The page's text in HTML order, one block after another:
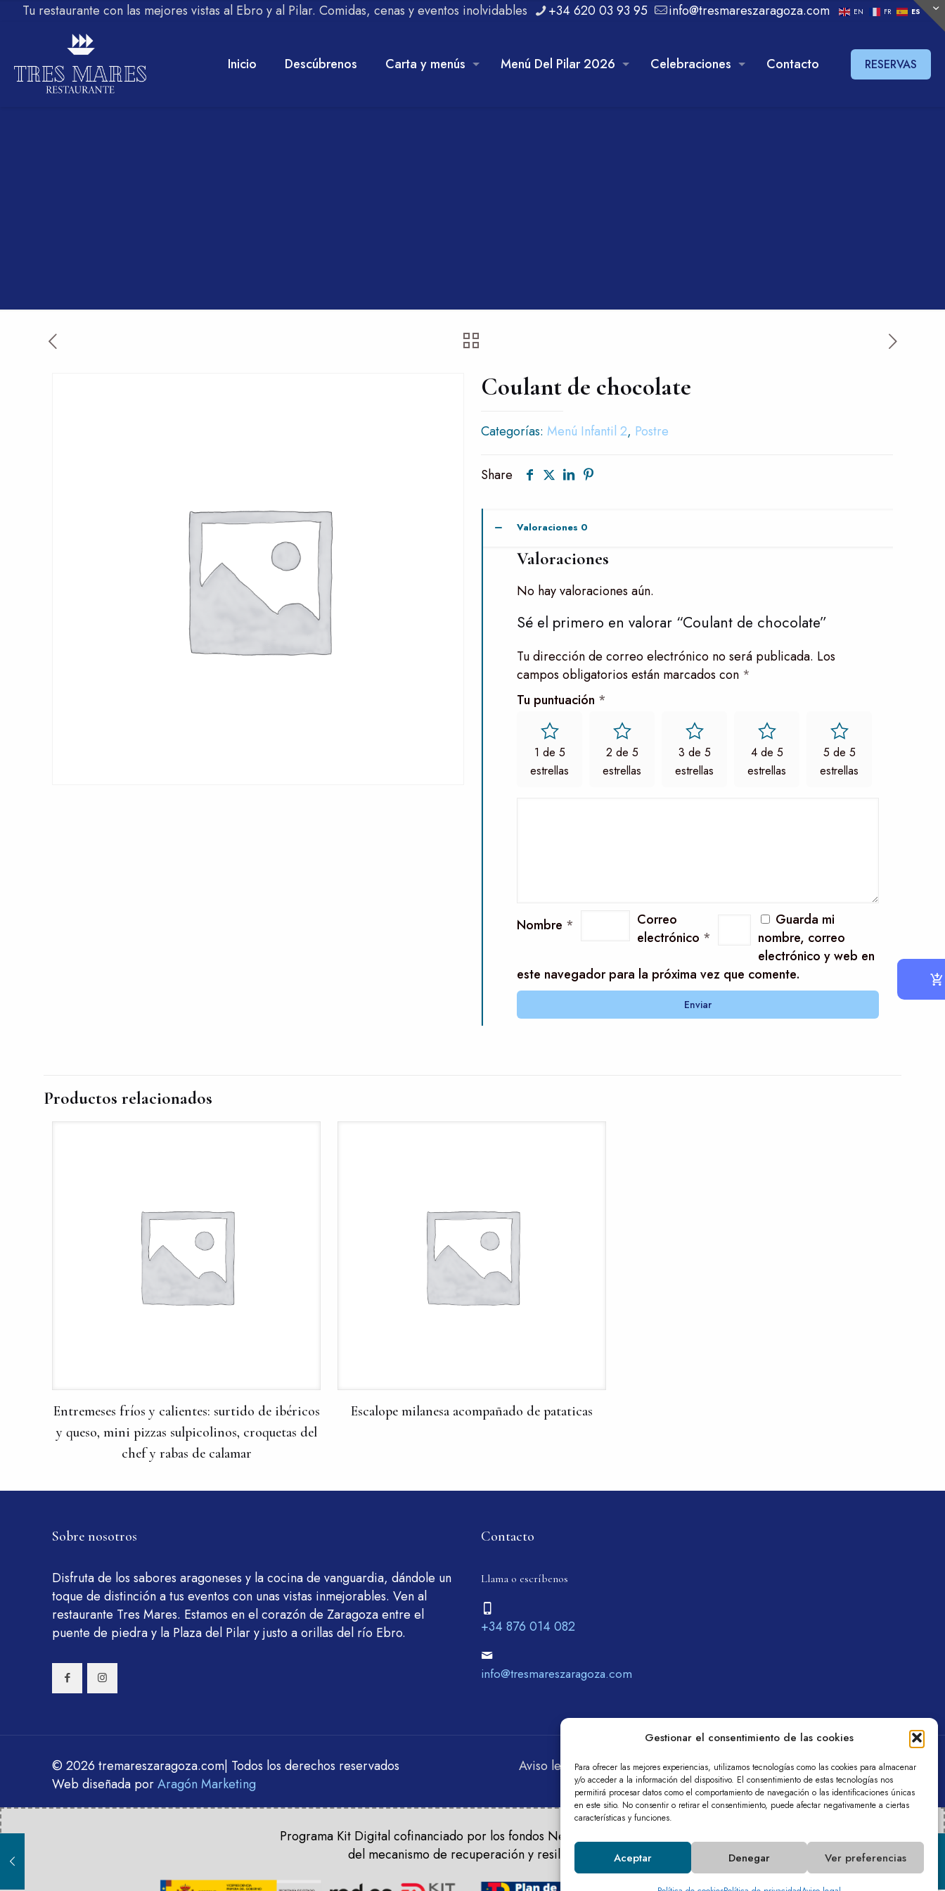
Gestionar el consentimiento de las cookies
Para ofrecer las mejores experiencias, utilizamos tecnologías como las cookies para almacenar
y/o acceder a la información del dispositivo. El consentimiento de estas tecnologías nos
permitirá procesar datos como el comportamiento de navegación o las identificaciones únicas
en este sitio. No consentir o retirar el consentimiento, puede afectar negativamente a ciertas
características y funciones.
Aceptar Denegar Ver preferencias
Tu restaurante con las mejores vistas al Ebro y al Pilar. Comidas, cenas y eventos inolvidables +34 620 03 93 95 info@tresmareszaragoza.com EN FR ES
Inicio Descúbrenos Carta y menús Menú Del Pilar 2026 Celebraciones Contacto RESERVAS
Coulant de chocolate
Categorías: Menú Infantil 2, Postre
Share
Valoraciones 0
Valoraciones
No hay valoraciones aún.
Sé el primero en valorar “Coulant de chocolate”
Tu dirección de correo electrónico no será publicada. Los
campos obligatorios están marcados con *
Tu puntuación *
1 de 5
estrellas
2 de 5
estrellas
3 de 5
estrellas
4 de 5
estrellas
5 de 5
estrellas
Nombre *
Correo
electrónico *
Guarda mi
nombre, correo
electrónico y web en
este navegador para la próxima vez que comente.
Productos relacionados
Entremeses fríos y calientes: surtido de ibéricos
y queso, mini pizzas sulpicolinos, croquetas del
chef y rabas de calamar
Escalope milanesa acompañado de pataticas
Sobre nosotros
Disfruta de los sabores aragoneses y la cocina de vanguardia, dándole un
toque de distinción a tus eventos con unas vistas inmejorables. Ven al
restaurante Tres Mares. Estamos en el corazón de Zaragoza entre el
puente de piedra y la Plaza del Pilar y justo a orillas del río Ebro.
Contacto
Llama o escríbenos
+34 876 014 082
info@tresmareszaragoza.com
© 2026 tremareszaragoza.com| Todos los derechos reservados
Web diseñada porAragón Marketing
Aviso legal Política de privacidad Política de cookies (UE)
Programa Kit Digital cofinanciado por los fondos Next Generation (EU)
del mecanismo de recuperación y resiliencia.